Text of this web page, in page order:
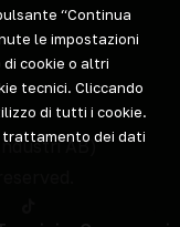
AB )
“Continua
le impostazioni
cookie o altri
tecnici. Cliccando
di tutti i cookie.
trattamento dei dati